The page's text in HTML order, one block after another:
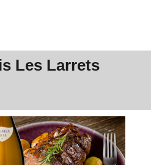
Les Larrets